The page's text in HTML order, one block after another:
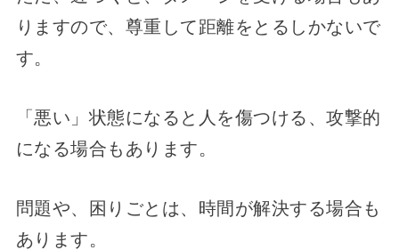
りますので、尊重して距離をとるしかないで
す。
「悪い」状態になると人を傷つける、攻撃的
になる場合もあります。
問題や、困りごとは、時間が解決する場合も
あります。